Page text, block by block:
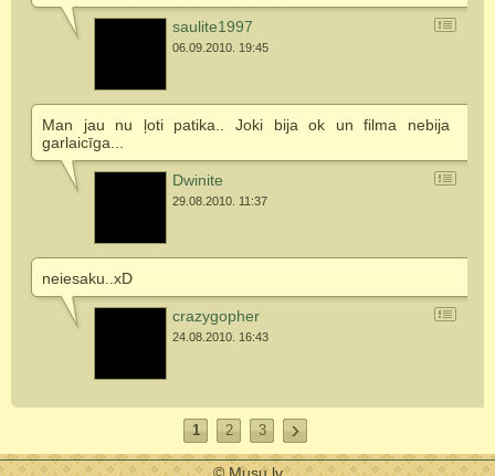
saulite1997
06.09.2010. 19:45
Man jau nu ļoti patika.. Joki bija ok un filma nebija
garlaicīga...
Dwinite
29.08.2010. 11:37
neiesaku..xD
crazygopher
24.08.2010. 16:43
1 2 3